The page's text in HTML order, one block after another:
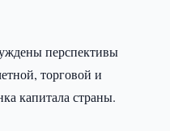
перспективы
торговой и
капитала страны.